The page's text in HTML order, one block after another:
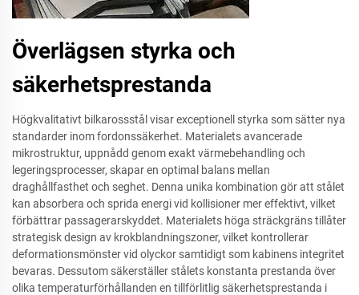
Överlägsen styrka och
säkerhetsprestanda
Högkvalitativt bilkarossstål visar exceptionell styrka som sätter nya
standarder inom fordonssäkerhet. Materialets avancerade
mikrostruktur, uppnådd genom exakt värmebehandling och
legeringsprocesser, skapar en optimal balans mellan
draghållfasthet och seghet. Denna unika kombination gör att stålet
kan absorbera och sprida energi vid kollisioner mer effektivt, vilket
förbättrar passagerarskyddet. Materialets höga sträckgräns tillåter
strategisk design av krokblandningszoner, vilket kontrollerar
deformationsmönster vid olyckor samtidigt som kabinens integritet
bevaras. Dessutom säkerställer stålets konstanta prestanda över
olika temperaturförhållanden en tillförlitlig säkerhetsprestanda i